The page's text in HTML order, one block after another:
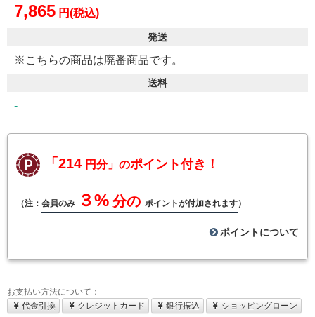
7,865 円(税込)
発送
※こちらの商品は廃番商品です。
送料
-
「214 円分」のポイント付き！
（注： 会員のみ ３% 分の ポイントが付加されます）
ポイントについて
お支払い方法について：
代金引換
クレジットカード 銀行振込
ショッピングローン